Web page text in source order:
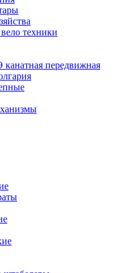
техники
канатная передвижная